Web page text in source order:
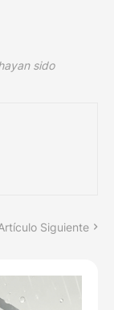
sido
Siguiente